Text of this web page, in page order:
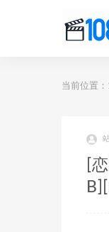
当前位置：
[